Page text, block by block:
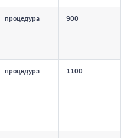
процедура 900
процедура 1100